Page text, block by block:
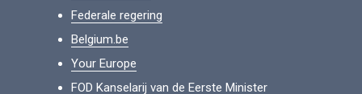
Federale regering
Belgium.be
Your Europe
FOD Kanselarij van de Eerste Minister